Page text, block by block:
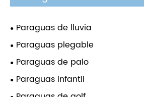
Paraguas de lluvia
Paraguas plegable
Paraguas de palo
Paraguas infantil